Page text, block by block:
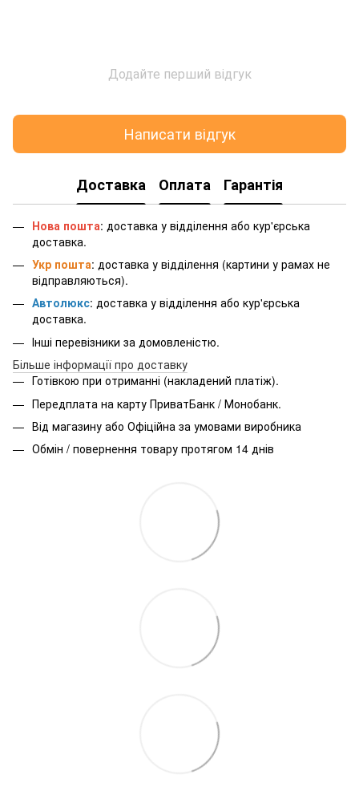
Додайте перший відгук
Написати відгук
Доставка Оплата Гарантія
Нова пошта: доставка у відділення або кур'єрська
доставка.
Укр пошта: доставка у відділення (картини у рамах не
відправляються).
Автолюкс: доставка у відділення або кур'єрська
доставка.
Інші перевізники за домовленістю.
Більше інформації про доставку
Готівкою при отриманні (накладений платіж).
Передплата на карту ПриватБанк / Монобанк.
Від магазину або Офіційна за умовами виробника
Обмін / повернення товару протягом 14 днів